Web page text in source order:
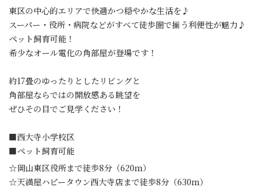
東区の中心的エリアで快適かつ穏やかな生活を♪
スーパー・役所・病院などがすべて徒歩圏で揃う利便性が魅力♪
ペット飼育可能！
希少なオール電化の角部屋が登場です！
約17畳のゆったりとしたリビングと
角部屋ならではの開放感ある眺望を
ぜひその目でご見学ください！
■西大寺小学校区
■ペット飼育可能
☆岡山東区役所まで徒歩8分（620ｍ）
☆天満屋ハピータウン西大寺店まで徒歩8分（630ｍ）